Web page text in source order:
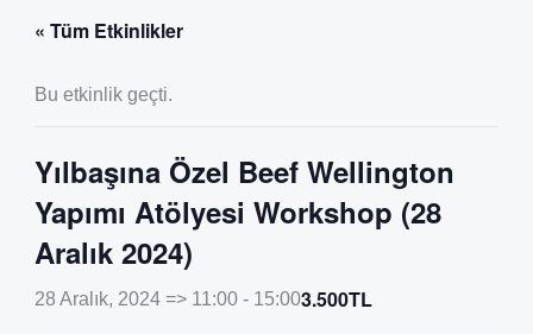
« Tüm Etkinlikler
Bu etkinlik geçti.
Yılbaşına Özel Beef Wellington
Yapımı Atölyesi Workshop (28
Aralık 2024)
28 Aralık, 2024 => 11:00- 15:003.500TL